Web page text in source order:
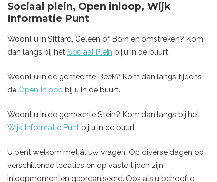
Sociaal plein, Open inloop, Wijk
Informatie Punt
Woont u in Sittard, Geleen of Born en omstreken? Kom
dan langs bij het Sociaal Plein bij u in de buurt.
Woont u in de gemeente Beek? Kom dan langs tijdens
de Open Inloop bij u in de buurt.
Woont u in de gemeente Stein? Kom dan langs bij het
Wijk Informatie Punt bij u in de buurt.
U bent welkom met ál uw vragen. Op diverse dagen op
verschillende locaties en op vaste tijden zijn
inloopmomenten georganiseerd. Ook als u behoefte